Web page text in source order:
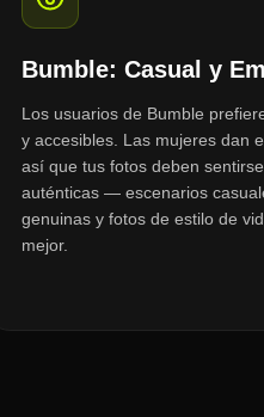
Bumble: Casual y
Los usuarios de Bumble
y accesibles. Las mujeres dan
así que tus fotos deben
auténticas — escenarios
genuinas y fotos de estilo de
mejor.